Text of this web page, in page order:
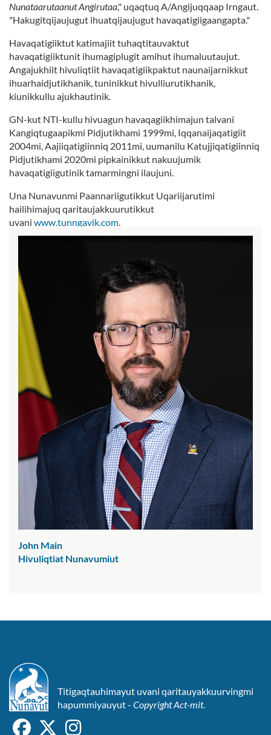
Nunataarutaanut Angirutaa," uqaqtuq A/Angijuqqaap Irngaut.
"Hakugitqijaujugut ihuatqijaujugut havaqatigiigaangapta."
Havaqatigiiktut katimajiit tuhaqtitauvaktut
havaqatigiiktunit ihumagiplugit amihut ihumaluutaujut.
Angajukhiit hivuliqtiit havaqatigiikpaktut naunaijarnikkut
ihuarhaidjutikhanik, tuninikkut hivulliurutikhanik,
kiunikkullu ajukhautinik.
GN-kut NTI-kullu hivuagun havaqagiikhimajun talvani
Kangiqtugaapikmi Pidjutikhami 1999mi, Iqqanaijaqatigiit
2004mi, Aajiiqatigiinniq 2011mi, uumanilu Katujjiqatigiinniq
Pidjutikhami 2020mi pipkainikkut nakuujumik
havaqatigiigutinik tamarmingni ilaujuni.
Una Nunavunmi Paannariigutikkut Uqariijarutimi
hailihimajuq qaritaujakkuurutikkut
uvani www.tunngavik.com.
John Main
Hivuliqtiat Nunavumiut
Titigaqtauhimayut uvani qaritauyakkuurvingmi
hapummiyauyut - Copyright Act-mit.